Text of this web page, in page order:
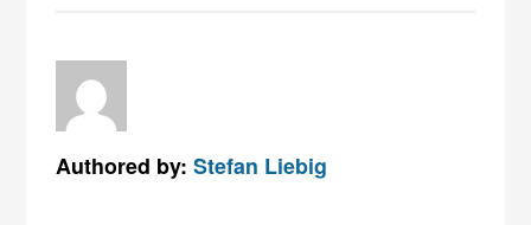
Authored by:Stefan Liebig